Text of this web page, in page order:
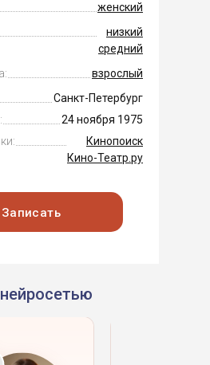
женский
низкий
средний
взрослый
Санкт-Петербург
24 ноября 1975
Кинопоиск
Кино-Театр.ру
Записать